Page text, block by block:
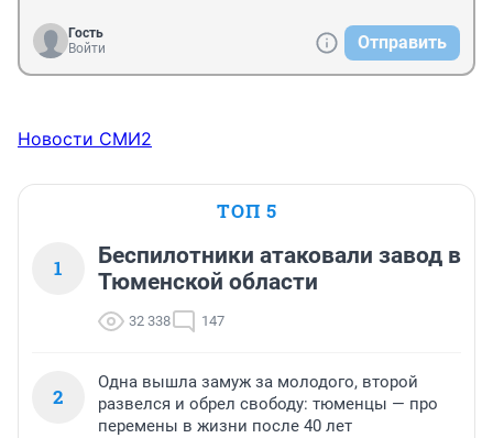
Гость
Войти
Отправить
Новости СМИ2
ТОП 5
1
Беспилотники атаковали завод в
Тюменской области
32 338 147
2
Одна вышла замуж за молодого, второй
развелся и обрел свободу: тюменцы — про
перемены в жизни после 40 лет